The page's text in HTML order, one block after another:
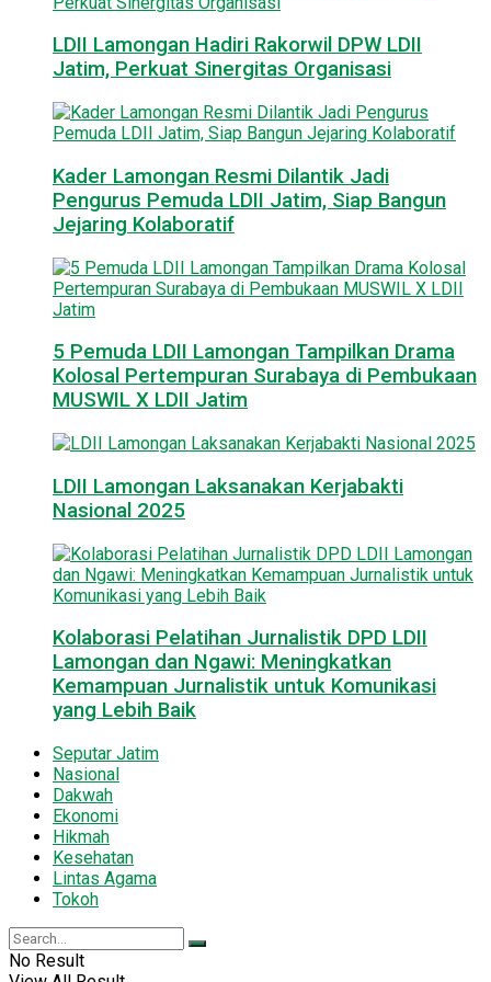
LDII Lamongan Hadiri Rakorwil DPW LDII
Jatim, Perkuat Sinergitas Organisasi
Kader Lamongan Resmi Dilantik Jadi
Pengurus Pemuda LDII Jatim, Siap Bangun
Jejaring Kolaboratif
5 Pemuda LDII Lamongan Tampilkan Drama
Kolosal Pertempuran Surabaya di Pembukaan
MUSWIL X LDII Jatim
LDII Lamongan Laksanakan Kerjabakti
Nasional 2025
Kolaborasi Pelatihan Jurnalistik DPD LDII
Lamongan dan Ngawi: Meningkatkan
Kemampuan Jurnalistik untuk Komunikasi
yang Lebih Baik
Seputar Jatim
Nasional
Dakwah
Ekonomi
Hikmah
Kesehatan
Lintas Agama
Tokoh
No Result